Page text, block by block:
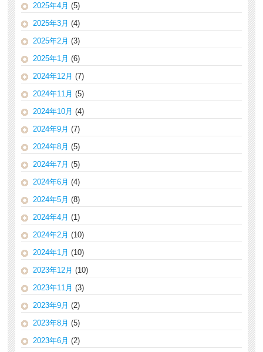
2025年4月 (5)
2025年3月 (4)
2025年2月 (3)
2025年1月 (6)
2024年12月 (7)
2024年11月 (5)
2024年10月 (4)
2024年9月 (7)
2024年8月 (5)
2024年7月 (5)
2024年6月 (4)
2024年5月 (8)
2024年4月 (1)
2024年2月 (10)
2024年1月 (10)
2023年12月 (10)
2023年11月 (3)
2023年9月 (2)
2023年8月 (5)
2023年6月 (2)